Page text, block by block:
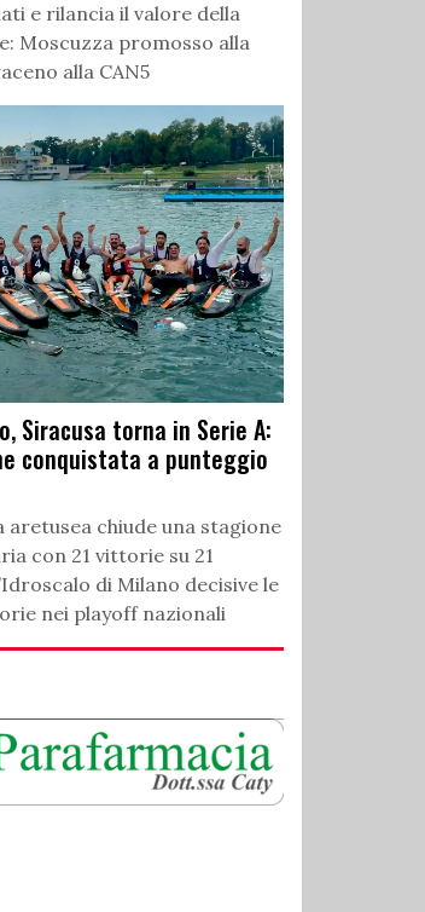
e rilancia il valore della
Moscuzza promosso alla
alla CAN5
Siracusa torna in Serie A:
conquistata a punteggio
aretusea chiude una stagione
con 21 vittorie su 21
di Milano decisive le
nei playoff nazionali